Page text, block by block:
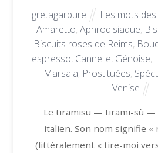
gretagarbure Les mots
Amaretto, Aphrodisiaque,
Biscuits roses de Reims,
espresso, Cannelle, Génoise,
Marsala, Prostituées,
Venise
Le tiramisu — tirami-sù —
italien. Son nom signifie «
(littéralement « tire-moi